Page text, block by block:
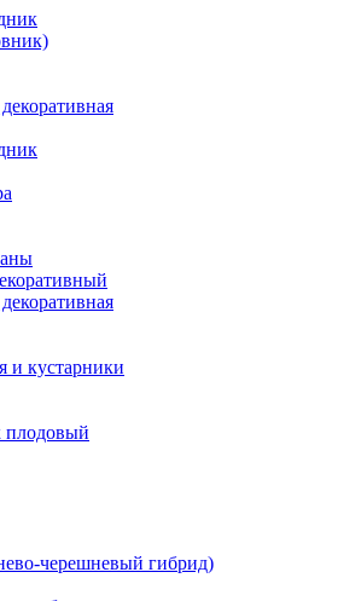
и кустарники
черешневый гибрид)